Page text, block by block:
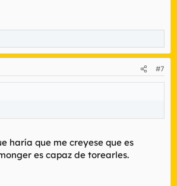
#7
haría que me creyese que es
es capaz de torearles.